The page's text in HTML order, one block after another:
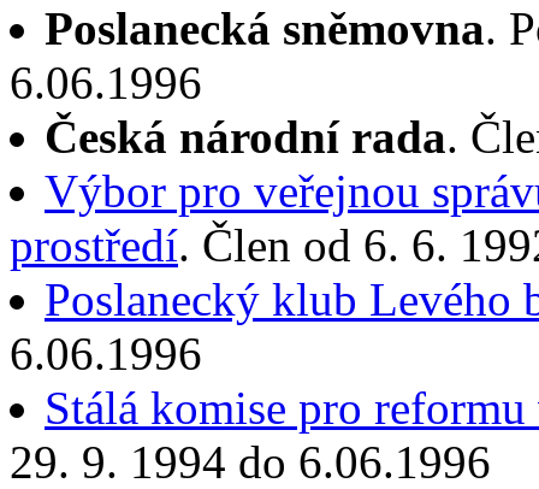
Poslanecká sněmovna.
6.06.1996
Česká národní rada.
Výbor pro veřejnou
prostředí. Člen od 6. 6.
Poslanecký klub Levého
6.06.1996
Stálá komise pro reformu
29. 9. 1994 do 6.06.1996